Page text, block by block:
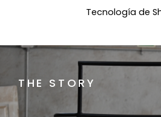
Tecnología de
THE STORY